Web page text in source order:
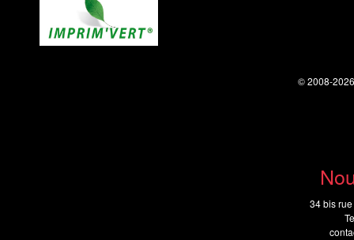
34 bis
© 2008-